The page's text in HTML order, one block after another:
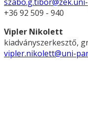
+36 92 509 - 940
Vipler Nikolett
kiadványszerkesztő,
vipler.nikolett@uni-